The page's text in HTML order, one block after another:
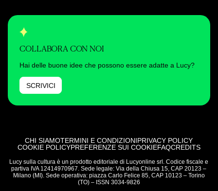
COLLABORA CON NOI
Hai delle buone idee che possono essere adatte a Lucy?
SCRIVICI
CHI SIAMOTERMINI E CONDIZIONIPRIVACY POLICY
COOKIE POLICYPREFERENZE SUI COOKIEFAQCREDITS
Lucy sulla cultura è un prodotto editoriale di Lucyonline srl. Codice fiscale e
partiva IVA 12414970967. Sede legale: Via della Chiusa 15, CAP 20123 –
Milano (MI). Sede operativa: piazza Carlo Felice 85, CAP 10123 – Torino
(TO) – ISSN 3034-9826